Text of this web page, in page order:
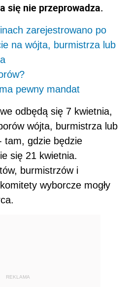
się nie przeprowadza.
zarejestrowano po
na wójta, burmistrza lub
pewny mandat
odbędą się 7 kwietnia,
wójta, burmistrza lub
tam, gdzie będzie
się 21 kwietnia.
burmistrzów i
wyborcze mogły
REKLAMA